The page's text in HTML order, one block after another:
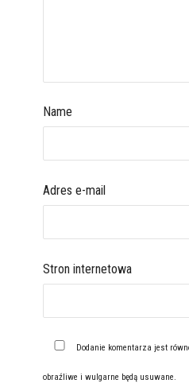
Name
Adres e-mail
Stron internetowa
Dodanie komentarza jest
obraźliwe i wulgarne będą usuwane.